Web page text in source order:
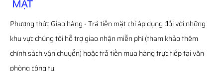
MẶT
Phương thức Giao hàng - Trả tiền mặt chỉ áp dụng đối với những
khu vực chúng tôi hỗ trợ giao nhận miễn phí (tham khảo thêm
chính sách vận chuyển) hoặc trả tiền mua hàng trực tiếp tại văn
phòng công ty.